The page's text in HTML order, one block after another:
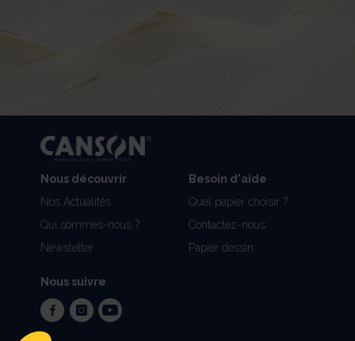
Nous découvrir
Nos Actualités
Qui sommes-nous ?
Newsletter
Besoin d'aide
Quel papier choisir ?
Contactez-nous
Papier dessin
Nous suivre
facebookinstagram
youtube